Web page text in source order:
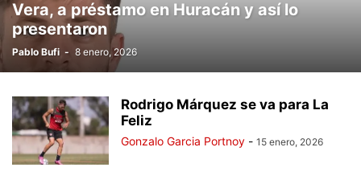
Vera, a préstamo en Huracán y así lo
presentaron
Pablo Bufi - 8 enero, 2026
Rodrigo Márquez se va para La
Feliz
Gonzalo Garcia Portnoy - 15 enero, 2026